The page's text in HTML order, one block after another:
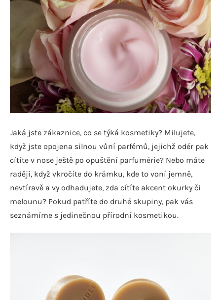
Jaká jste zákaznice, co se týká kosmetiky? Milujete,
když jste opojena silnou vůní parfémů, jejichž odér pak
cítíte v nose ještě po opuštění parfumérie? Nebo máte
raději, když vkročíte do krámku, kde to voní jemně,
nevtíravě a vy odhadujete, zda cítíte akcent okurky či
melounu? Pokud patříte do druhé skupiny, pak vás
seznámíme s jedinečnou přírodní kosmetikou.